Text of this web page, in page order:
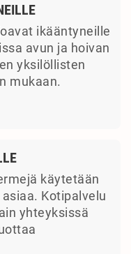
ikääntyneille
avun ja hoivan
yksilöllisten
mukaan.
käytetään
Kotipalvelu
yhteyksissä